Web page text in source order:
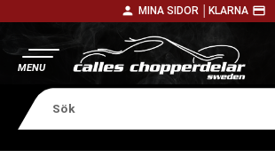
person MINA SIDOR │ KLARNA payment